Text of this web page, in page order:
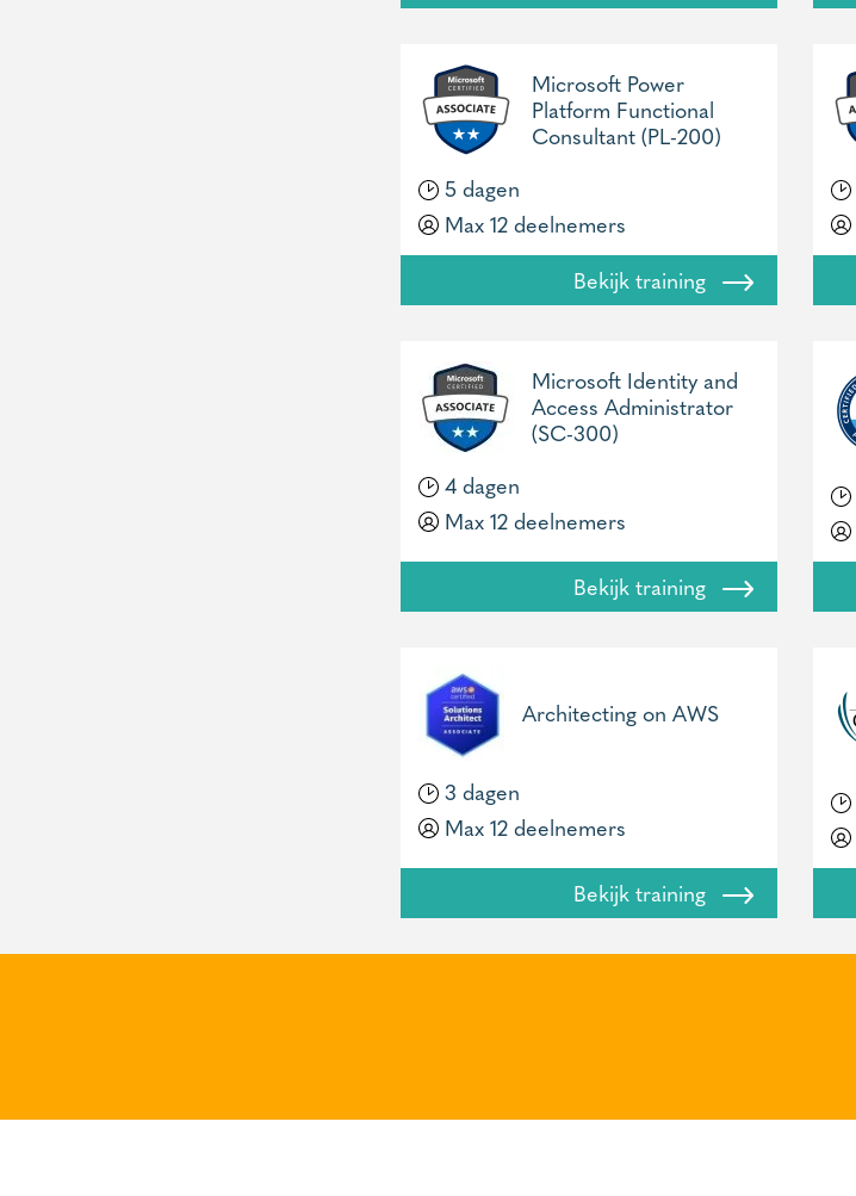
Microsoft Power
Platform Functional
Consultant (PL-200)
5 dagen
Max 12 deelnemers
Bekijk training
Microsoft Identity and
Access Administrator
(SC-300)
4 dagen
Max 12 deelnemers
Bekijk training
Architecting on AWS
3 dagen
Max 12 deelnemers
Bekijk training